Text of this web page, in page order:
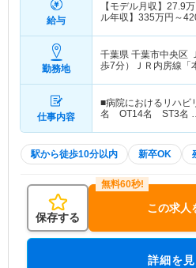
給与
【モデル月収】 27.9
ル年収】 335万円～
勤務地
千葉県 千葉市中央区
歩7分）ＪＲ内房線「
仕事内容
■病院におけるリハビ
名 OT14名 ST3名
駅から徒歩10分以内 新卒OK
保存する
この求人
詳細を見